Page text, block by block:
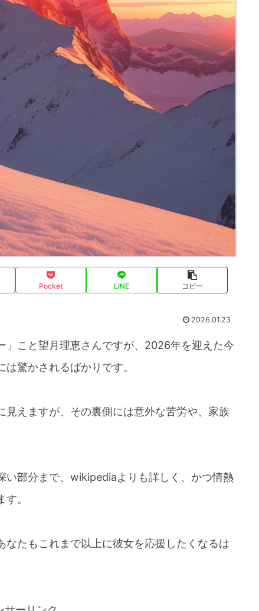
Pocket LINE コピー
2026.01.23
」こと望月理恵さんですが、2026年を迎えた今
驚かされるばかりです。
えますが、その裏側には意外な苦労や、家族
い部分まで、wikipediaよりも詳しく、かつ情熱
。
たもこれまで以上に彼女を応援したくなるは